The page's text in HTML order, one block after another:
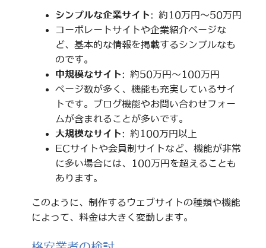
シンプルな企業サイト: 約10万円～50万円
コーポレートサイトや企業紹介ページな
ど、基本的な情報を掲載するシンプルなも
のです。
中規模なサイト: 約50万円～100万円
ページ数が多く、機能も充実しているサイ
トです。ブログ機能やお問い合わせフォー
ムが含まれることが多いです。
大規模なサイト: 約100万円以上
ECサイトや会員制サイトなど、機能が非常
に多い場合には、100万円を超えることも
あります。
このように、制作するウェブサイトの種類や機能
によって、料金は大きく変動します。